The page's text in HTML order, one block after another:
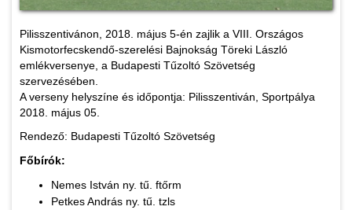
Pilisszentivánon, 2018. május 5-én zajlik a VIII. Országos
Kismotorfecskendő-szerelési Bajnokság Töreki László
emlékversenye, a Budapesti Tűzoltó Szövetség
szervezésében.
A verseny helyszíne és időpontja: Pilisszentiván, Sportpálya
2018. május 05.
Rendező: Budapesti Tűzoltó Szövetség
Főbírók:
Nemes István ny. tű. ftőrm
Petkes András ny. tű. tzls